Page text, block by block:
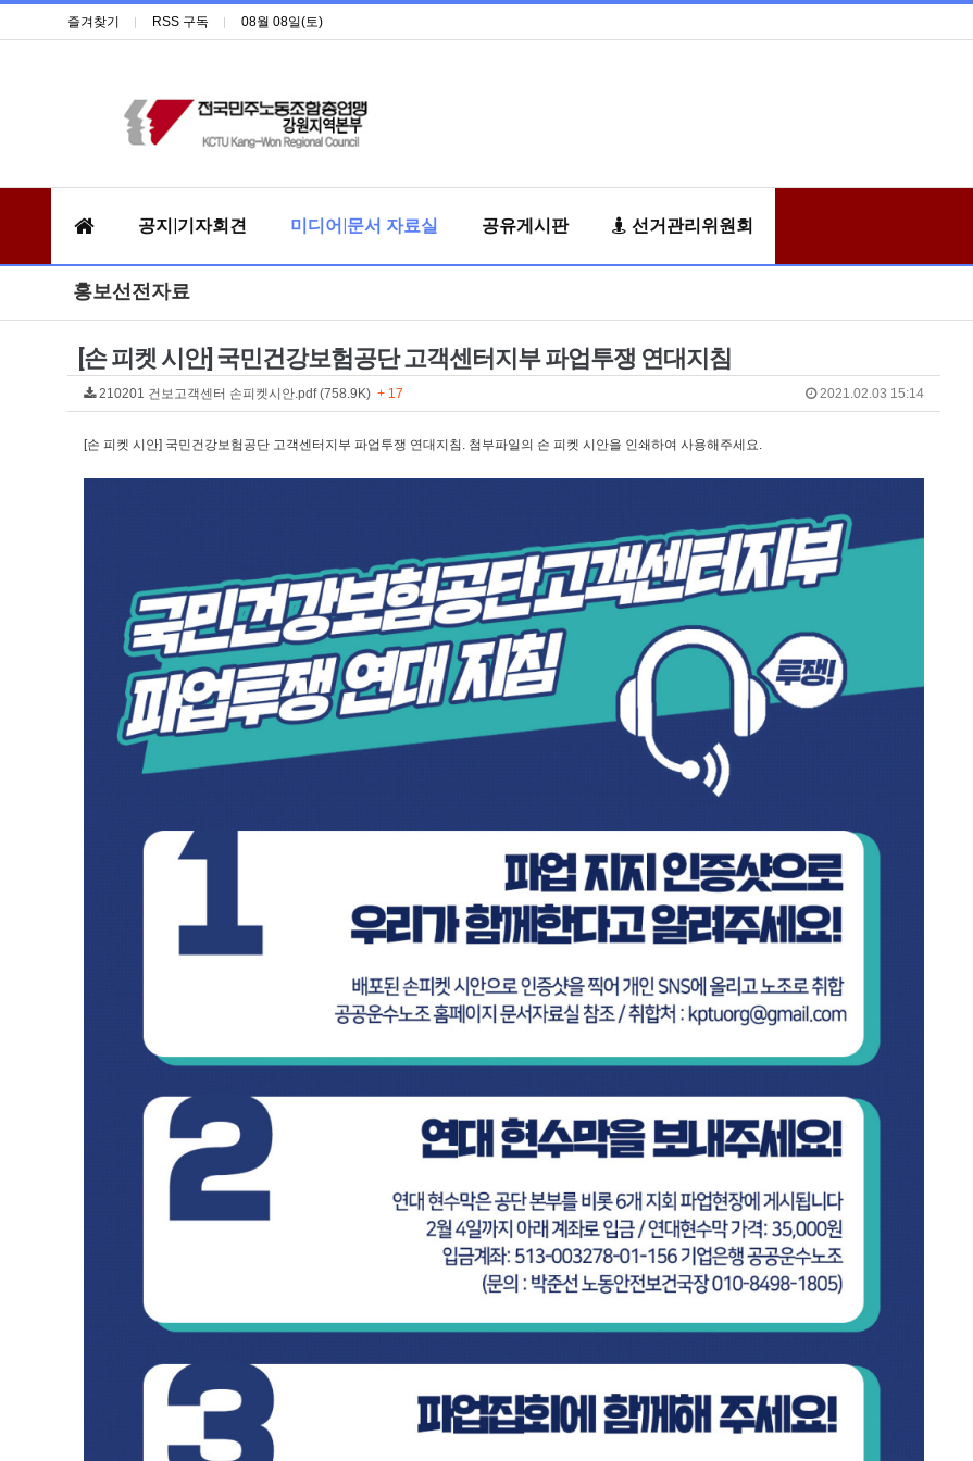
즐겨찾기 RSS 구독 08월 08일(토)
공지|기자회견 미디어|문서 자료실 공유게시판 선거관리위원회
홍보선전자료
[손 피켓 시안] 국민건강보험공단 고객센터지부 파업투쟁 연대지침
2021.02.03 15:14
210201 건보고객센터 손피켓시안.pdf (758.9K) + 17
[손 피켓 시안] 국민건강보험공단 고객센터지부 파업투쟁 연대지침. 첨부파일의 손 피켓 시안을 인쇄하여 사용해주세요.